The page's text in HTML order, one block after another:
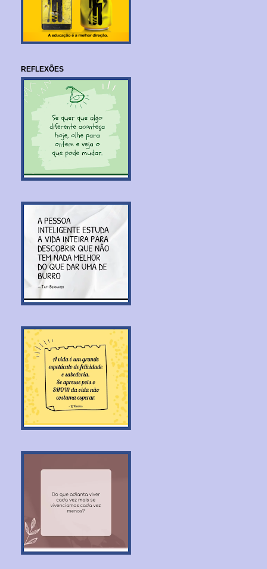
REFLEXÕES